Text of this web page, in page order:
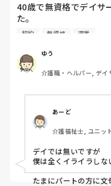
未経験で入って、もっ
が、どこでもそんなも
初めて介護につき、仕
す。
う
40歳で無資格でデイサ
た。
応募内容は1日4時間～
たのでレクが中心にな
所長さんに言われ午後
ですが、いざ働き始
私は午後からなので
た頃に出勤します。
1日働いてる方に聞きた
ハッキリ言ってそんな
ますか？
最初の契約で時間は決
間でやりますが…
契約 無資格 遅番
ゆう
介護職・ヘルパー, デ
あーど
介護福祉士, ユニッ
デイでは無いですが
僕は全くイライラしな
たまにパートの方に